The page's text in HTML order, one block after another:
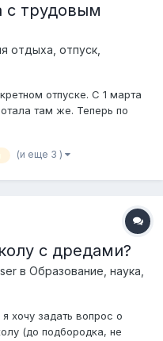
с трудовым
отдыха, отпуск,
отпуске. С 1 марта
там же. Теперь по
с момента начала
не могут отправить.
(и еще 3 )
с дредами?
в Образование, наука,
хочу задать вопрос о
(до подбородка, не